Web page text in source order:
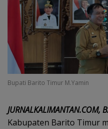
Bupati Barito Timur M.Yamin
JURNALKALIMANTAN.COM,
Kabupaten Barito Timur